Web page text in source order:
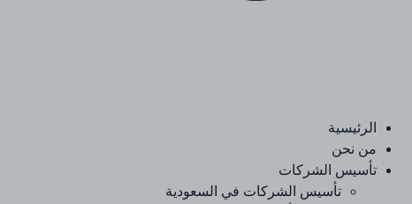
الرئيسية
من نحن
تأسيس الشركات
تأسيس الشركات في السعودية